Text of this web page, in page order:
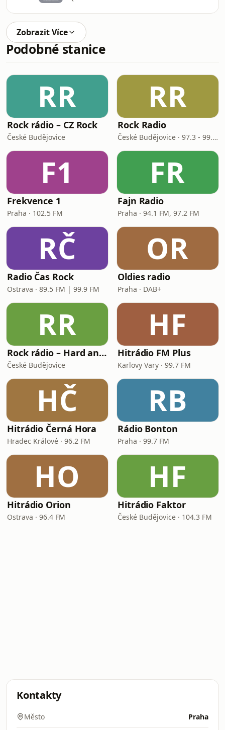
Zobrazit Více
Podobné stanice
RR
Rock rádio – CZ Rock
České Budějovice
RR
Rock Radio
České Budějovice · 97.3 - 99.7 FM
F1
Frekvence 1
Praha · 102.5 FM
FR
Fajn Radio
Praha · 94.1 FM, 97.2 FM
RČ
Radio Čas Rock
Ostrava · 89.5 FM | 99.9 FM
OR
Oldies radio
Praha · DAB+
RR
Rock rádio – Hard and Heavy
České Budějovice
HF
Hitrádio FM Plus
Karlovy Vary · 99.7 FM
HČ
Hitrádio Černá Hora
Hradec Králové · 96.2 FM
RB
Rádio Bonton
Praha · 99.7 FM
HO
Hitrádio Orion
Ostrava · 96.4 FM
HF
Hitrádio Faktor
České Budějovice · 104.3 FM
Kontakty
Město Praha